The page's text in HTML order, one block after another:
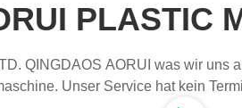
PLASTIC
ist das Vertrauen der Kunden eher als die
Unser Service hat kein